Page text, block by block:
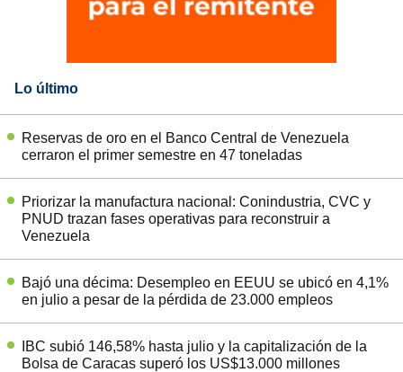
Lo último
Reservas de oro en el Banco Central de Venezuela
cerraron el primer semestre en 47 toneladas
Priorizar la manufactura nacional: Conindustria, CVC y
PNUD trazan fases operativas para reconstruir a
Venezuela
Bajó una décima: Desempleo en EEUU se ubicó en 4,1%
en julio a pesar de la pérdida de 23.000 empleos
IBC subió 146,58% hasta julio y la capitalización de la
Bolsa de Caracas superó los US$13.000 millones